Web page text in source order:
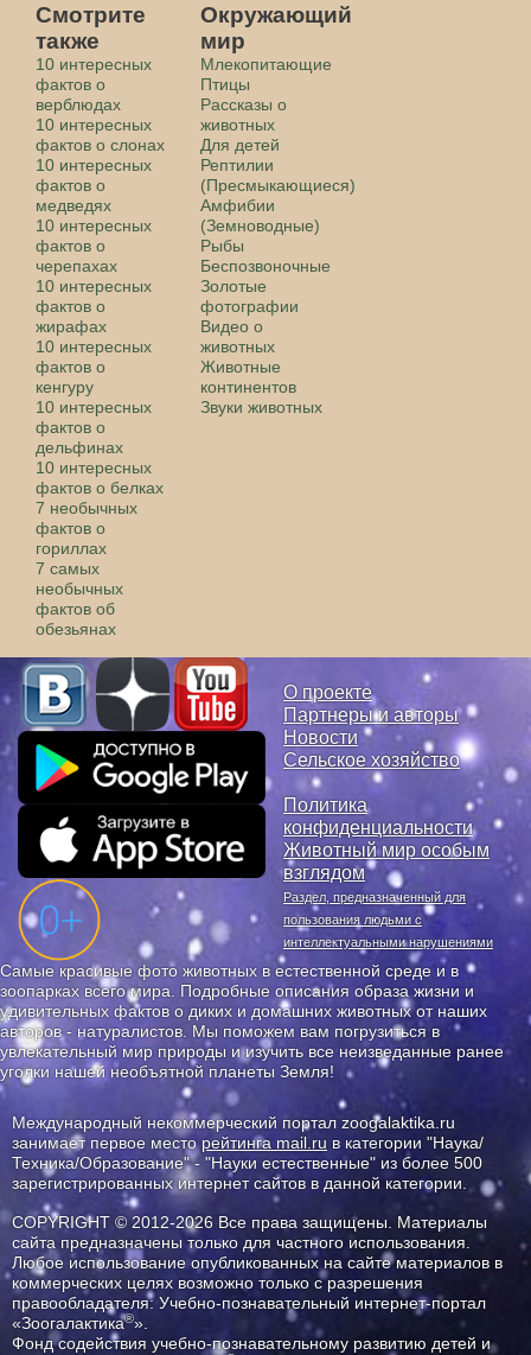
Смотрите
также
10 интересных
фактов о
верблюдах
10 интересных
фактов о слонах
10 интересных
фактов о
медведях
10 интересных
фактов о
черепахах
10 интересных
фактов о
жирафах
10 интересных
фактов о
кенгуру
10 интересных
фактов о
дельфинах
10 интересных
фактов о белках
7 необычных
фактов о
гориллах
7 самых
необычных
фактов об
обезьянах
Окружающий
мир
Млекопитающие
Птицы
Рассказы о
животных
Для детей
Рептилии
(Пресмыкающиеся)
Амфибии
(Земноводные)
Рыбы
Беспозвоночные
Золотые
фотографии
Видео о
животных
Животные
континентов
Звуки животных
О проекте
Партнеры и авторы
Новости
Сельское хозяйство
Политика
конфиденциальности
Животный мир особым
взглядом
Раздел, предназначенный для
пользования людьми с
интеллектуальными нарушениями
Самые красивые фото животных в естественной среде и в
зоопарках всего мира. Подробные описания образа жизни и
удивительных фактов о диких и домашних животных от наших
авторов - натуралистов. Мы поможем вам погрузиться в
увлекательный мир природы и изучить все неизведанные ранее
уголки нашей необъятной планеты Земля!
Международный некоммерческий портал zoogalaktika.ru
занимает первое месторейтинга mail.ru в категории "Наука/
Техника/Образование" - "Науки естественные" из более 500
зарегистрированных интернет сайтов в данной категории.
COPYRIGHT © 2012-2026 Все права защищены. Материалы
сайта предназначены только для частного использования.
Любое использование опубликованных на сайте материалов в
коммерческих целях возможно только с разрешения
правообладателя: Учебно-познавательный интернет-портал
«Зоогалактика®».
Фонд содействия учебно-познавательному развитию детей и